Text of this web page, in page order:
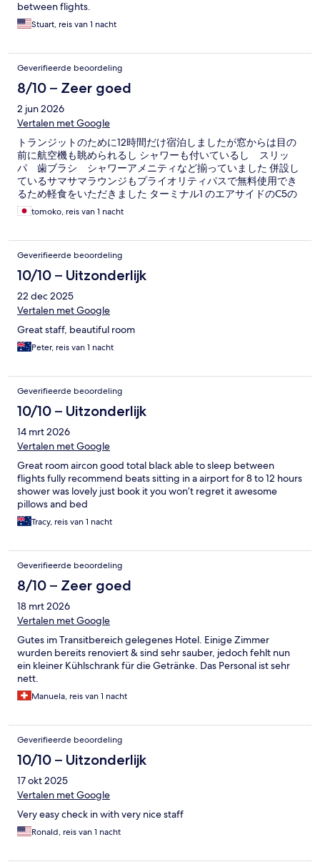
between flights.
Stuart, reis van 1 nacht
Geverifieerde beoordeling
8/10 – Zeer goed
2 jun 2026
Vertalen met Google
トランジットのために12時間だけ宿泊しましたが窓からは目の
前に航空機も眺められるし シャワーも付いているし スリッ
パ 歯ブラシ シャワーアメニティなど揃っていました 併設し
ているサマサマラウンジもプライオリティパスで無料使用でき
るため軽食をいただきました ターミナル1 のエアサイドのC5の
近くにあり 大変便利でした
tomoko, reis van 1 nacht
Geverifieerde beoordeling
10/10 – Uitzonderlijk
22 dec 2025
Vertalen met Google
Great staff, beautiful room
Peter, reis van 1 nacht
Geverifieerde beoordeling
10/10 – Uitzonderlijk
14 mrt 2026
Vertalen met Google
Great room aircon good total black able to sleep between
flights fully recommend beats sitting in a airport for 8 to 12 hours
shower was lovely just book it you won’t regret it awesome
pillows and bed
Tracy, reis van 1 nacht
Geverifieerde beoordeling
8/10 – Zeer goed
18 mrt 2026
Vertalen met Google
Gutes im Transitbereich gelegenes Hotel. Einige Zimmer
wurden bereits renoviert & sind sehr sauber, jedoch fehlt nun
ein kleiner Kühlschrank für die Getränke. Das Personal ist sehr
nett.
Manuela, reis van 1 nacht
Geverifieerde beoordeling
10/10 – Uitzonderlijk
17 okt 2025
Vertalen met Google
Very easy check in with very nice staff
Ronald, reis van 1 nacht